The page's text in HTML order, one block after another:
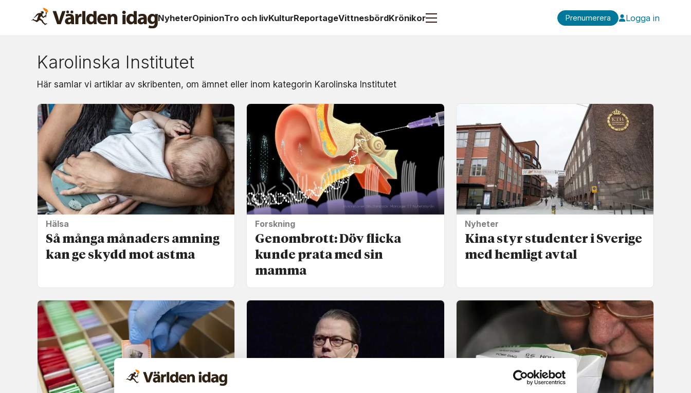
NyheterOpinionTro och livKulturReportageVittnesbördKrönikor Prenumerera Logga in
Om:
karolinska
institutet
Karolinska Institutet
Här samlar vi artiklar av skribenten, om ämnet eller inom kategorin Karolinska Institutet
Hälsa
Så många månaders amning
kan ge skydd mot astma
Forskning
Genombrott: Döv flicka
kunde prata med sin
mamma
Nyheter
Kina styr studenter i Sverige
med hemligt avtal